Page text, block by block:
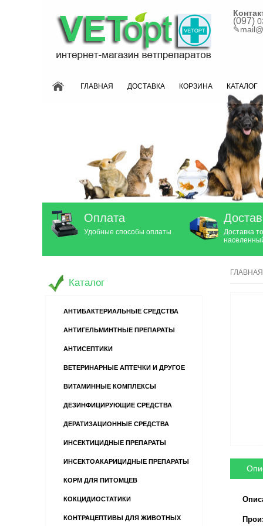
(097)
✎
ГЛАВНАЯ ДОСТАВКА КОРЗИНА КАТАЛОГ
Оплата
Удобные способы оплаты
Доставка
ГЛАВНАЯ
Каталог
АНТИБАКТЕРИАЛЬНЫЕ СРЕДСТВА
АНТИГЕЛЬМИНТНЫЕ ПРЕПАРАТЫ
АНТИСЕПТИКИ
ВЕТЕРИНАРНЫЕ АПТЕЧКИ И ДРУГОЕ
ВИТАМИННЫЕ КОМПЛЕКСЫ
ДЕЗИНФИЦИРУЮЩИЕ СРЕДСТВА
ДЕРАТИЗАЦИОННЫЕ СРЕДСТВА
ИНСЕКТИЦИДНЫЕ ПРЕПАРАТЫ
ИНСЕКТОАКАРИЦИДНЫЕ ПРЕПАРАТЫ
КОРМ ДЛЯ ПИТОМЦЕВ
КОКЦИДИОСТАТИКИ
КОНТРАЦЕПТИВЫ ДЛЯ ЖИВОТНЫХ